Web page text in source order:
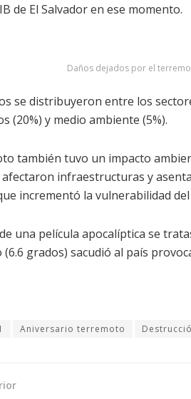
de El Salvador en ese momento.
Daños dejados por el
se distribuyeron entre los
(20%) y medio ambiente (5%).
también tuvo un impacto
infraestructuras y
incrementó la vulnerabilidad
una película apocalíptica se
grados) sacudió al país
Aniversario terremoto